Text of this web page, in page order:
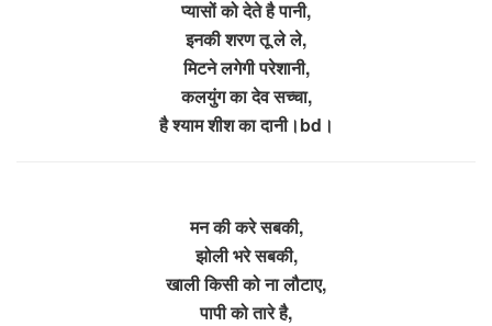
प्यासों को देते है पानी,
इनकी शरण तू ले ले,
मिटने लगेगी परेशानी,
कलयुंग का देव सच्चा,
है श्याम शीश का दानी।bd।
मन की करे सबकी,
झोली भरे सबकी,
खाली किसी को ना लौटाए,
पापी को तारे है,